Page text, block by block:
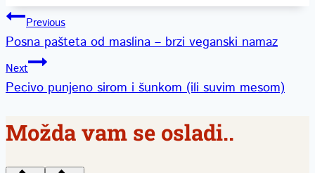
Kretanje
članka
Previous
Posna pašteta od maslina – brzi veganski namaz
Next
Pecivo punjeno sirom i šunkom (ili suvim mesom)
Možda vam se osladi..